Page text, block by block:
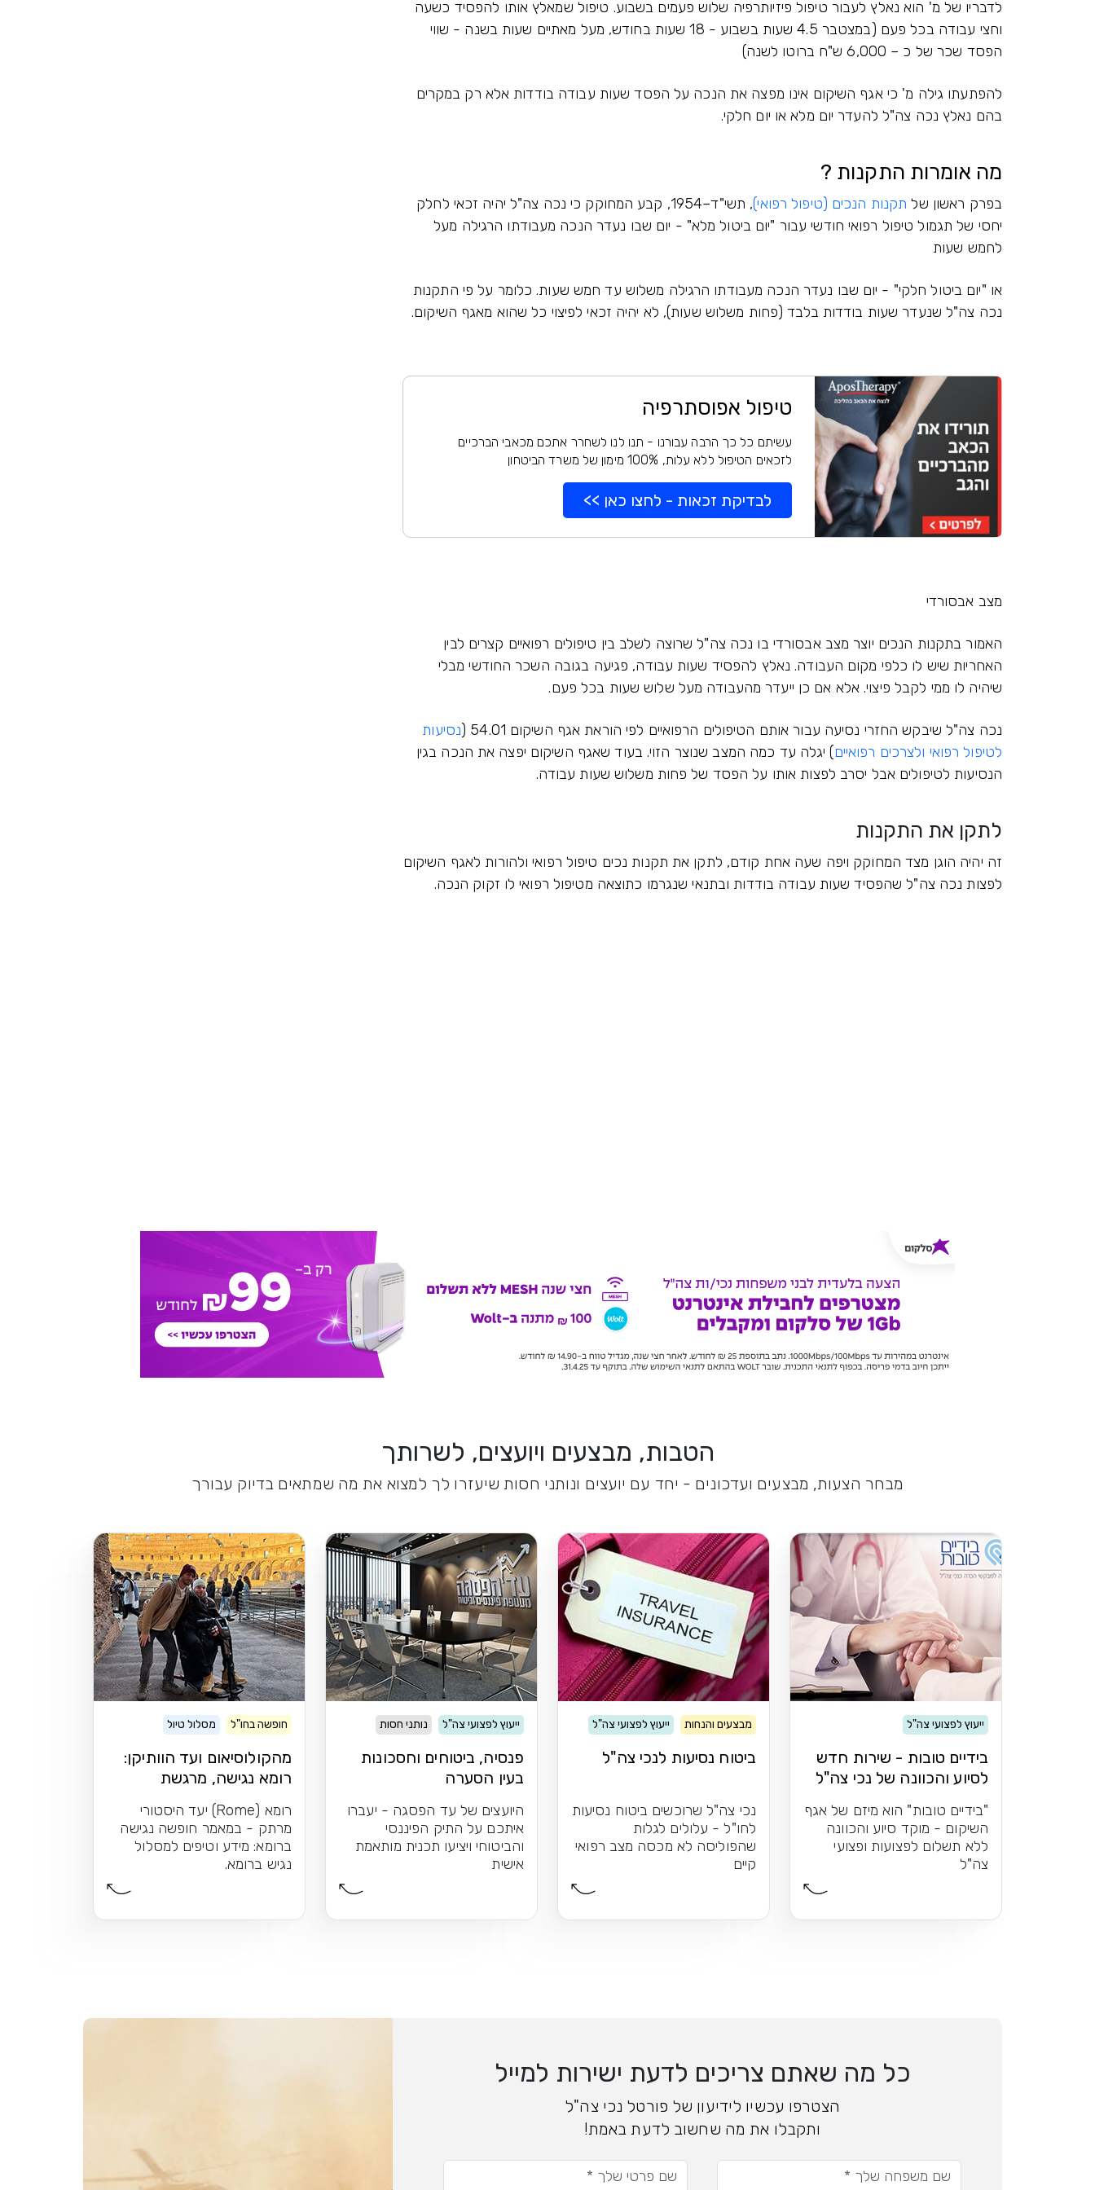
לדבריו של מ' הוא נאלץ לעבור טיפול פיזיותרפיה שלוש פעמים בשבוע. טיפול שמאלץ אותו להפסיד כשעה
וחצי עבודה בכל פעם (במצטבר 4.5 שעות בשבוע - 18 שעות בחודש, מעל מאתיים שעות בשנה - שווי
הפסד שכר של כ – 6,000 ש"ח ברוטו לשנה)
להפתעתו גילה מ' כי אגף השיקום אינו מפצה את הנכה על הפסד שעות עבודה בודדות אלא רק במקרים
בהם נאלץ נכה צה"ל להעדר יום מלא או יום חלקי.
מה אומרות התקנות ?
בפרק ראשון של תקנות הנכים (טיפול רפואי)
, תשי"ד–1954, קבע המחוקק כי נכה צה"ל יהיה זכאי לחלק
יחסי של תגמול טיפול רפואי חודשי עבור "יום ביטול מלא" - יום שבו נעדר הנכה מעבודתו הרגילה מעל
לחמש שעות
או "יום ביטול חלקי" - יום שבו נעדר הנכה מעבודתו הרגילה משלוש עד חמש שעות. כלומר על פי התקנות
נכה צה"ל שנעדר שעות בודדות בלבד (פחות משלוש שעות), לא יהיה זכאי לפיצוי כל שהוא מאגף השיקום.
טיפול אפוסתרפיה
עשיתם כל כך הרבה עבורנו - תנו לנו לשחרר אתכם מכאבי הברכיים
לזכאים הטיפול ללא עלות, 100% מימון של משרד הביטחון
לבדיקת זכאות - לחצו כאן >>
מצב אבסורדי
האמור בתקנות הנכים יוצר מצב אבסורדי בו נכה צה"ל שרוצה לשלב בין טיפולים רפואיים קצרים לבין
האחריות שיש לו כלפי מקום העבודה. נאלץ להפסיד שעות עבודה, פגיעה בגובה השכר החודשי מבלי
שיהיה לו ממי לקבל פיצוי. אלא אם כן ייעדר מהעבודה מעל שלוש שעות בכל פעם.
נכה צה"ל שיבקש החזרי נסיעה עבור אותם הטיפולים הרפואיים לפי הוראת אגף השיקום 54.01 (
נסיעות
לטיפול רפואי ולצרכים רפואיים) יגלה עד כמה המצב שנוצר הזוי. בעוד שאגף השיקום יפצה את הנכה בגין
הנסיעות לטיפולים אבל יסרב לפצות אותו על הפסד של פחות משלוש שעות עבודה.
לתקן את התקנות
זה יהיה הוגן מצד המחוקק ויפה שעה אחת קודם, לתקן את תקנות נכים טיפול רפואי ולהורות לאגף השיקום
לפצות נכה צה"ל שהפסיד שעות עבודה בודדות ובתנאי שנגרמו כתוצאה מטיפול רפואי לו זקוק הנכה.
הטבות, מבצעים ויועצים, לשרותך
מבחר הצעות, מבצעים ועדכונים - יחד עם יועצים ונותני חסות שיעזרו לך למצוא את מה שמתאים בדיוק עבורך
ייעוץ לפצועי צה"ל
בידיים טובות - שירות חדש
לסיוע והכוונה של נכי צה"ל
"בידיים טובות" הוא מיזם של אגף
השיקום - מוקד סיוע והכוונה
ללא תשלום לפצועות ופצועי
צה"ל
מבצעים והנחות ייעוץ לפצועי צה"ל
ביטוח נסיעות לנכי צה"ל
נכי צה"ל שרוכשים ביטוח נסיעות
לחו"ל - עלולים לגלות
שהפוליסה לא מכסה מצב רפואי
קיים
ייעוץ לפצועי צה"ל נותני חסות
פנסיה, ביטוחים וחסכונות
בעין הסערה
היועצים של עד הפסגה - יעברו
איתכם על התיק הפיננסי
והביטוחי ויציעו תכנית מותאמת
אישית
חופשה בחו"ל מסלול טיול
מהקולוסיאום ועד הוותיקן:
רומא נגישה, מרגשת
ומתאימה לכל אחד
רומא (Rome) יעד היסטורי
מרתק - במאמר חופשה נגישה
ברומא: מידע וטיפים למסלול
נגיש ברומא.
כל מה שאתם צריכים לדעת ישירות למייל
הצטרפו עכשיו לידיעון של פורטל נכי צה"ל
ותקבלו את מה שחשוב לדעת באמת!